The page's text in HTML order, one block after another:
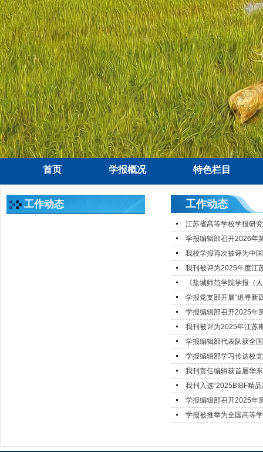
首页 学报概况 特色栏目
工作动态 工作动态
江苏省高等学校学报研
学报编辑部召开2026年
我校学报再次被评为中
我刊被评为2025年度江
《盐城师范学院学报（
学报党支部开展“追寻新
学报编辑部召开2025年
我刊被评为2025年江苏
学报编辑部代表队获全
学报编辑部学习传达校
我刊责任编辑获首届华
我刊入选“2025BIBF精
学报编辑部召开2025年
学报被推举为全国高等